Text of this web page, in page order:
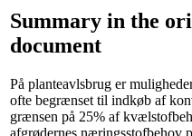
Summary in the
document
På planteavlsbrug er
ofte begrænset til indkøb af
grænsen på 25% af
afgrødernes næringsstofbehov